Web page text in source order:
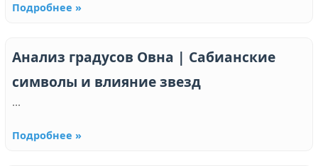
Подробнее »
Анализ градусов Овна | Сабианские
символы и влияние звезд
...
Подробнее »